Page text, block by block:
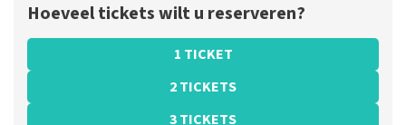
Hoeveel tickets wilt u reserveren?
1 TICKET
2 TICKETS
3 TICKETS